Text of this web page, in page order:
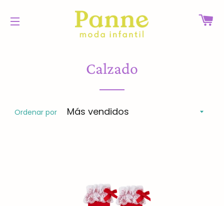
Calzado
Ordenar por